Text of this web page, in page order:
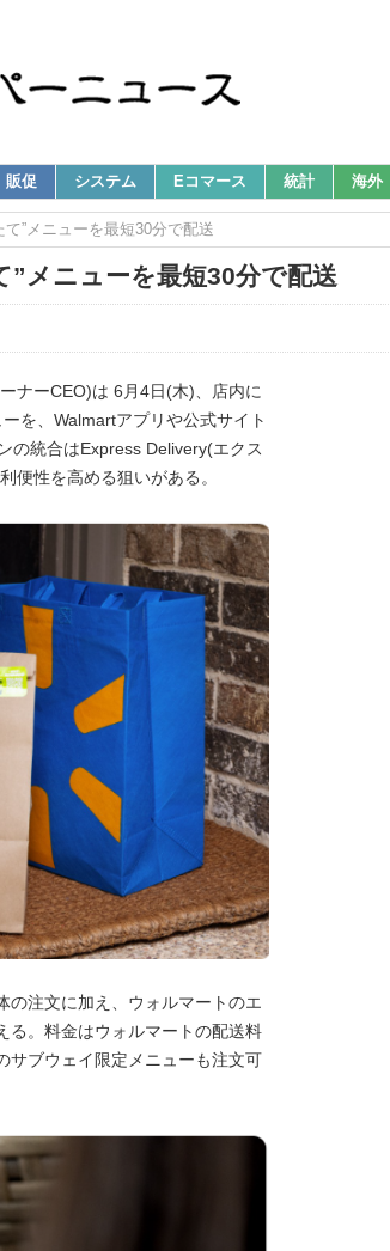
販促 システム Eコマース 統計 海外
”メニューを最短30分で配送
メニューを最短30分で配送
ナーCEO)は 6月4日(木)、店内に
を、Walmartアプリや公式サイト
の統合はExpress Delivery(エクス
便性を高める狙いがある。
の注文に加え、ウォルマートのエ
る。料金はウォルマートの配送料
サブウェイ限定メニューも注文可